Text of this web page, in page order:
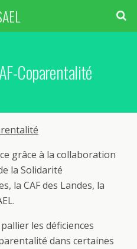
Coparentalité
grâce à la collaboration
la Solidarité
la CAF des Landes, la
les déficiences
dans certaines